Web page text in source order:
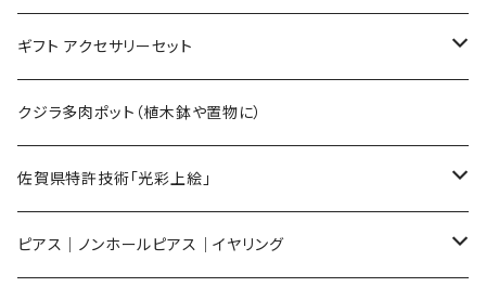
Mサイズ
Sサイズ
ギフト アクセサリーセット
flower
メンズ ギフトセット
クジラ多肉ポット（植木鉢や置物に）
佐賀県特許技術「光彩上絵」
ピアス
ピアス｜ノンホールピアス｜イヤリング